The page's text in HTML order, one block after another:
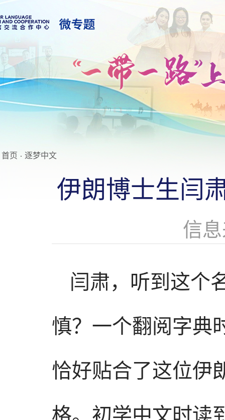
首页 · 逐梦中文
伊朗博士生闫
信
闫肃，听到这个
慎？一个翻阅字典
恰好贴合了这位伊
格。初学中文时读